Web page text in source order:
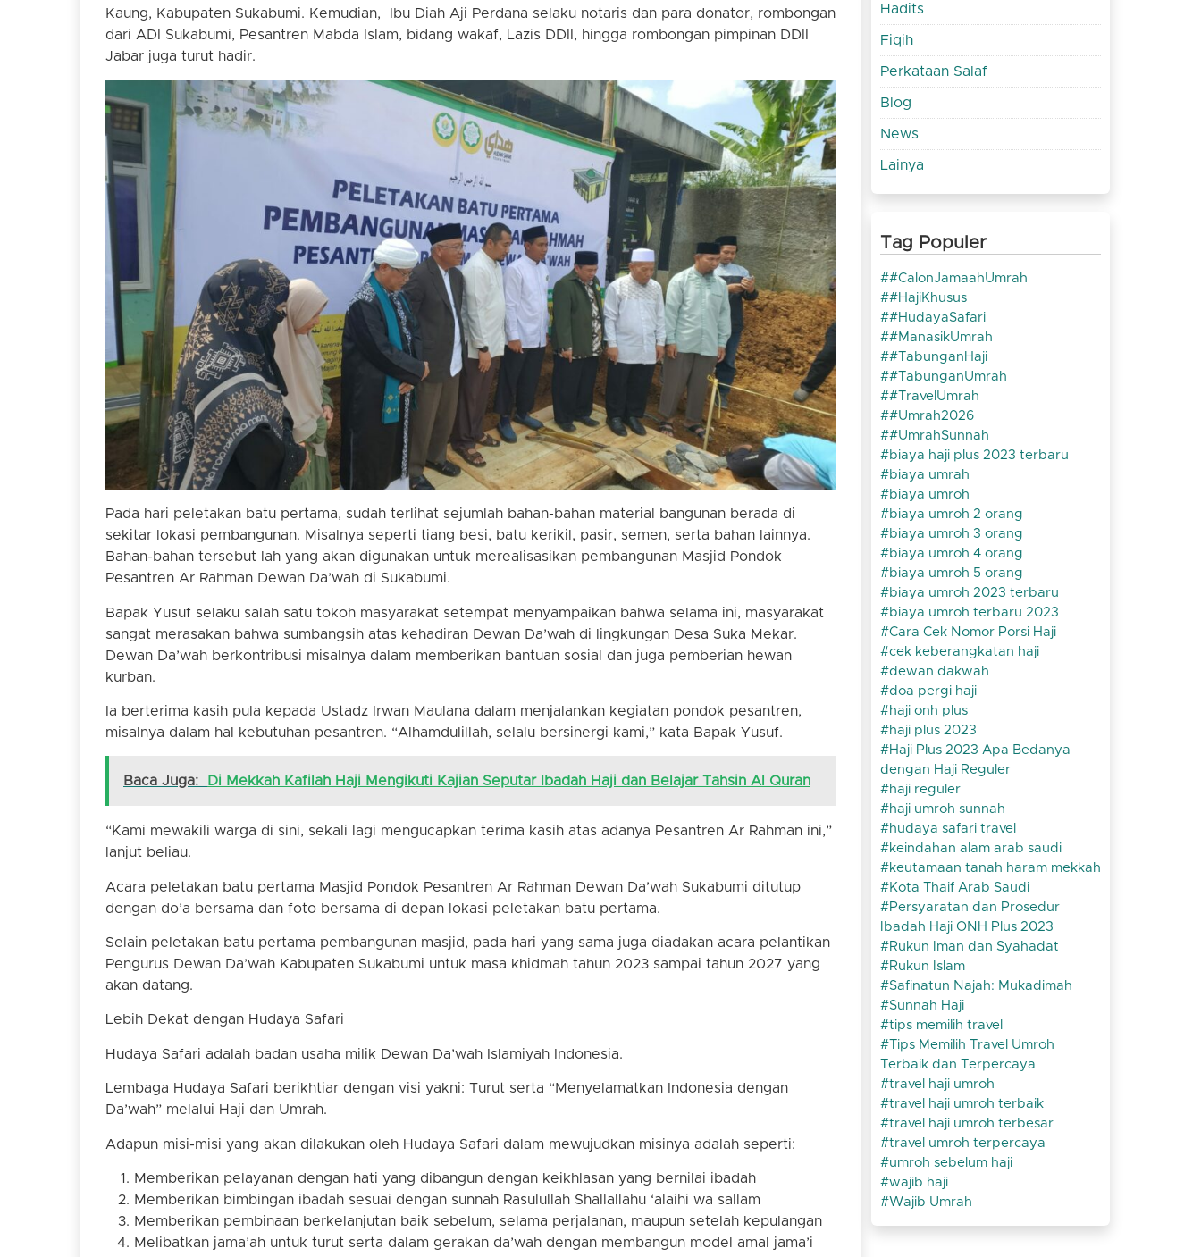
Kaung, Kabupaten Sukabumi. Kemudian, Ibu Diah Aji Perdana selaku notaris dan para donator, rombongan
dari ADI Sukabumi, Pesantren Mabda Islam, bidang wakaf, Lazis DDII, hingga rombongan pimpinan DDII
Jabar juga turut hadir.
Pada hari peletakan batu pertama, sudah terlihat sejumlah bahan-bahan material bangunan berada di
sekitar lokasi pembangunan. Misalnya seperti tiang besi, batu kerikil, pasir, semen, serta bahan lainnya.
Bahan-bahan tersebut lah yang akan digunakan untuk merealisasikan pembangunan Masjid Pondok
Pesantren Ar Rahman Dewan Da’wah di Sukabumi.
Bapak Yusuf selaku salah satu tokoh masyarakat setempat menyampaikan bahwa selama ini, masyarakat
sangat merasakan bahwa sumbangsih atas kehadiran Dewan Da’wah di lingkungan Desa Suka Mekar.
Dewan Da’wah berkontribusi misalnya dalam memberikan bantuan sosial dan juga pemberian hewan
kurban.
Ia berterima kasih pula kepada Ustadz Irwan Maulana dalam menjalankan kegiatan pondok pesantren,
misalnya dalam hal kebutuhan pesantren. “Alhamdulillah, selalu bersinergi kami,” kata Bapak Yusuf.
Baca Juga: Di Mekkah Kafilah Haji Mengikuti Kajian Seputar Ibadah Haji dan Belajar Tahsin Al Quran
“Kami mewakili warga di sini, sekali lagi mengucapkan terima kasih atas adanya Pesantren Ar Rahman ini,”
lanjut beliau.
Acara peletakan batu pertama Masjid Pondok Pesantren Ar Rahman Dewan Da’wah Sukabumi ditutup
dengan do’a bersama dan foto bersama di depan lokasi peletakan batu pertama.
Selain peletakan batu pertama pembangunan masjid, pada hari yang sama juga diadakan acara pelantikan
Pengurus Dewan Da’wah Kabupaten Sukabumi untuk masa khidmah tahun 2023 sampai tahun 2027 yang
akan datang.
Lebih Dekat dengan Hudaya Safari
Hudaya Safari adalah badan usaha milik Dewan Da’wah Islamiyah Indonesia.
Lembaga Hudaya Safari berikhtiar dengan visi yakni: Turut serta “Menyelamatkan Indonesia dengan
Da’wah” melalui Haji dan Umrah.
Adapun misi-misi yang akan dilakukan oleh Hudaya Safari dalam mewujudkan misinya adalah seperti:
Memberikan pelayanan dengan hati yang dibangun dengan keikhlasan yang bernilai ibadah
Memberikan bimbingan ibadah sesuai dengan sunnah Rasulullah Shallallahu ‘alaihi wa sallam
Memberikan pembinaan berkelanjutan baik sebelum, selama perjalanan, maupun setelah kepulangan
Melibatkan jama’ah untuk turut serta dalam gerakan da’wah dengan membangun model amal jama’i
Hadits
Fiqih
Perkataan Salaf
Blog
News
Lainya
Tag Populer
#CalonJamaahUmrah
#HajiKhusus
#HudayaSafari
#ManasikUmrah
#TabunganHaji
#TabunganUmrah
#TravelUmrah
#Umrah2026
#UmrahSunnah
biaya haji plus 2023 terbaru
biaya umrah
biaya umroh
biaya umroh 2 orang
biaya umroh 3 orang
biaya umroh 4 orang
biaya umroh 5 orang
biaya umroh 2023 terbaru
biaya umroh terbaru 2023
Cara Cek Nomor Porsi Haji
cek keberangkatan haji
dewan dakwah
doa pergi haji
haji onh plus
haji plus 2023
Haji Plus 2023 Apa Bedanya
dengan Haji Reguler
haji reguler
haji umroh sunnah
hudaya safari travel
keindahan alam arab saudi
keutamaan tanah haram mekkah
Kota Thaif Arab Saudi
Persyaratan dan Prosedur
Ibadah Haji ONH Plus 2023
Rukun Iman dan Syahadat
Rukun Islam
Safinatun Najah: Mukadimah
Sunnah Haji
tips memilih travel
Tips Memilih Travel Umroh
Terbaik dan Terpercaya
travel haji umroh
travel haji umroh terbaik
travel haji umroh terbesar
travel umroh terpercaya
umroh sebelum haji
wajib haji
Wajib Umrah